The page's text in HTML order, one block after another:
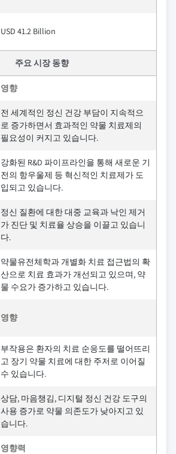
USD 41.2 Billion
주요 시장 동향
영향
전 세계적인 정신 건강 부담이 지속적으
로 증가하면서 효과적인 약물 치료제의
필요성이 커지고 있습니다.
강화된 R&D 파이프라인을 통해 새로운 기
전의 항우울제 등 혁신적인 치료제가 도
입되고 있습니다.
정신 질환에 대한 대중 교육과 낙인 제거
가 진단 및 치료율 상승을 이끌고 있습니
다.
약물유전체학과 개별화 치료 접근법의 확
산으로 치료 효과가 개선되고 있으며, 약
물 수요가 증가하고 있습니다.
영향
부작용은 환자의 치료 순응도를 떨어뜨리
고 장기 약물 치료에 대한 주저로 이어질
수 있습니다.
상담, 마음챙김, 디지털 정신 건강 도구의
사용 증가로 약물 의존도가 낮아지고 있
습니다.
영향력